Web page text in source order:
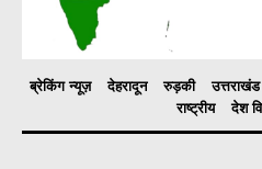
ब्रेकिंग न्यूज़ देहरादून रुड़की उत्तराखंड
राष्ट्रीय
देश